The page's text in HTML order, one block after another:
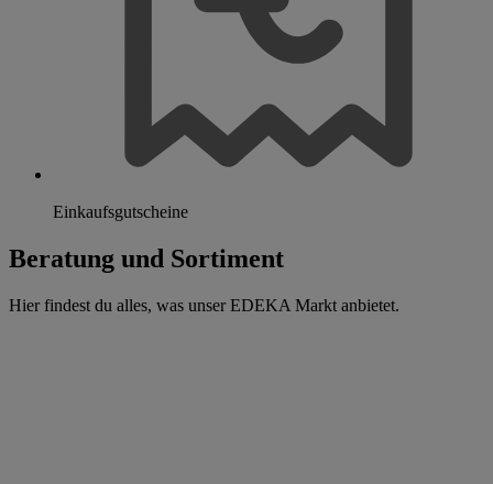
Einkaufsgutscheine
Beratung und Sortiment
Hier findest du alles, was unser EDEKA Markt anbietet.